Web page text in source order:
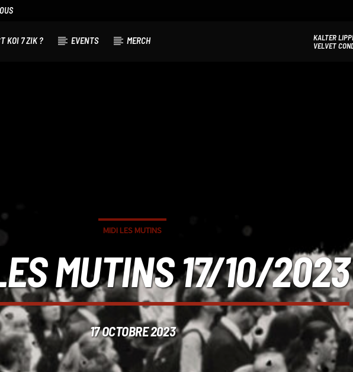
KOI 7 ZIK ? EVENTS MERCH
KALTER
VELVET
MIDI LES MUTINS
MUTINS 17/10/2023
17 OCTOBRE 2023